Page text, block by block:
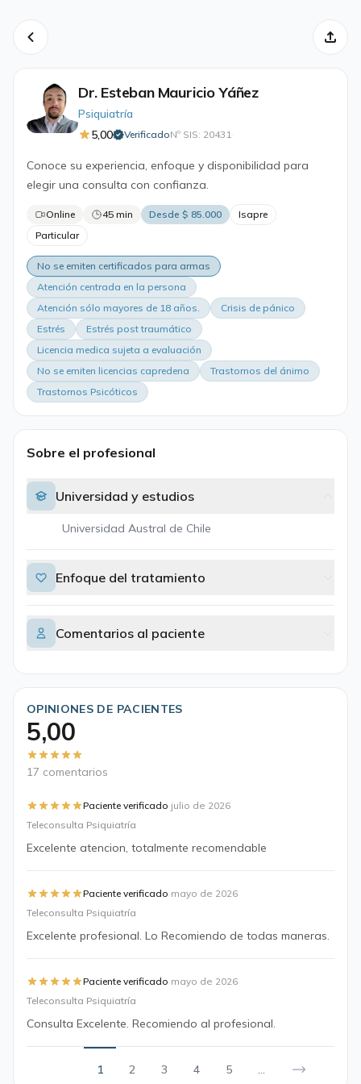
Dr. Esteban Mauricio Yáñez
Psiquiatría
5,00
VerificadoNº SIS: 20431·
Conoce su experiencia, enfoque y disponibilidad para
elegir una consulta con confianza.
Online 45 min Desde $ 85.000
Isapre
Particular
No se emiten certificados para armas
Atención centrada en la persona
Atención sólo mayores de 18 años.
Crisis de pánico
Estrés
Estrés post traumático
Licencia medica sujeta a evaluación
No se emiten licencias capredena
Trastornos del ánimo
Trastornos Psicóticos
Sobre el profesional
Universidad y estudios
Universidad Austral de Chile
Enfoque del tratamiento
Comentarios al paciente
OPINIONES DE PACIENTES
5,00
17 comentarios
Paciente verificado·julio de 2026
Teleconsulta Psiquiatría
Excelente atencion, totalmente recomendable
Paciente verificado·mayo de 2026
Teleconsulta Psiquiatría
Excelente profesional. Lo Recomiendo de todas maneras.
Paciente verificado·mayo de 2026
Teleconsulta Psiquiatría
Consulta Excelente. Recomiendo al profesional.
1 2 3 4 5 ...